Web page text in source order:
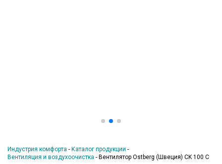
Индустрия комфорта - Каталог продукции -
Вентиляция и воздухоочистка - Вентилятор Ostberg (Швеция) CK 100 С